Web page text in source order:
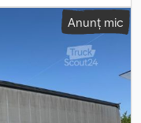
2.550 mm, înălțime
vehicul: 9635----*
* Frâne pe disc
Număr intern vehicul:
Credpfx
Anunț mic